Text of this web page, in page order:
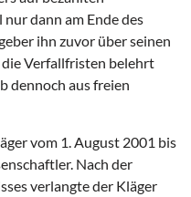
dann am Ende des
ihn zuvor über seinen
Verfallfristen belehrt
dennoch aus freien
vom 1. August 2001 bis
Nach der
verlangte der Kläger